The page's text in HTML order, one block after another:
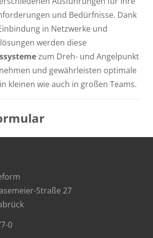
und Bedürfnisse. Dank
in Netzwerke und
werden diese
zum Dreh- und Angelpunkt
und gewährleisten optimale
kleinen wie auch in großen Teams.
Straße 27
0